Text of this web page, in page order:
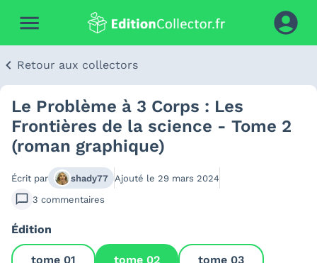
Retour aux collectors
Le Problème à 3 Corps : Les
Frontières de la science - Tome 2
(roman graphique)
Écrit par shady77 Ajouté le 29 mars 2024
3 commentaires
Édition
tome 01 tome 02 tome 03